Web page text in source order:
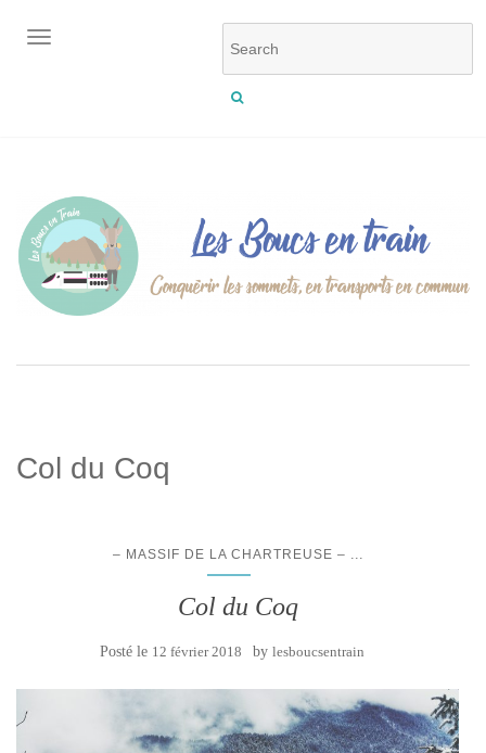
OUVRIR/FERMER LA NAVIGATION
Col du Coq
– MASSIF DE LA CHARTREUSE –
Col du Coq
Posté le 12 février 2018 by lesboucsentrain